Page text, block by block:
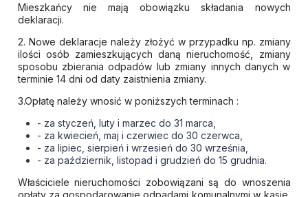
Mieszkańcy nie mają obowiązku składania nowych
deklaracji.
2. Nowe deklaracje należy złożyć w przypadku np. zmiany
ilości osób zamieszkujących daną nieruchomość, zmiany
sposobu zbierania odpadów lub zmiany innych danych w
terminie 14 dni od daty zaistnienia zmiany.
3.Opłatę należy wnosić w poniższych terminach :
- za styczeń, luty i marzec do 31 marca,
- za kwiecień, maj i czerwiec do 30 czerwca,
- za lipiec, sierpień i wrzesień do 30 września,
- za październik, listopad i grudzień do 15 grudnia.
Właściciele nieruchomości zobowiązani są do wnoszenia
opłaty za gospodarowanie odpadami komunalnymi w kasie